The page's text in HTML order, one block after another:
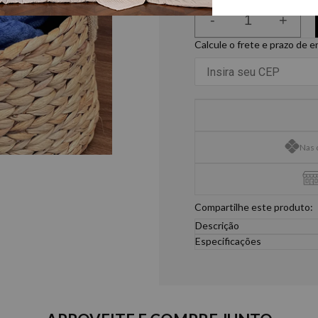
- +
Calcule o frete e prazo de
Nas
Compartilhe este produto:
Descrição
Uma excelente opção de
Especificações
P- 36/38